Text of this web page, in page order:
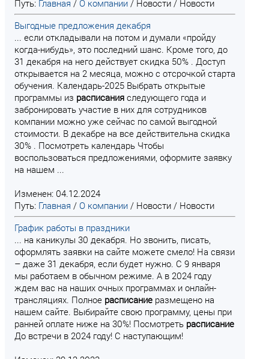
Путь: Главная / О компании / Новости / Новости
Выгодные предложения декабря
... если откладывали на потом и думали «пройду
когда-нибудь», это последний шанс. Кроме того, до
31 декабря на него действует скидка 50% . Доступ
открывается на 2 месяца, можно с отсрочкой старта
обучения. Календарь-2025 Выбрать открытые
программы из расписания следующего года и
забронировать участие в них для сотрудников
компании можно уже сейчас по самой выгодной
стоимости. В декабре на все действительна скидка
30% . Посмотреть календарь Чтобы
воспользоваться предложениями, оформите заявку
на нашем ...
Изменен: 04.12.2024
Путь: Главная / О компании / Новости / Новости
График работы в праздники
... на каникулы 30 декабря. Но звонить, писать,
оформлять заявки на сайте можете смело! На связи
– даже 31 декабря, если будет нужно. С 9 января
мы работаем в обычном режиме. А в 2024 году
ждем вас на наших очных программах и онлайн-
трансляциях. Полное расписание размещено на
нашем сайте. Выбирайте свою программу, цены при
ранней оплате ниже на 30%! Посмотреть расписание
До встречи в 2024 году! С наступающим!